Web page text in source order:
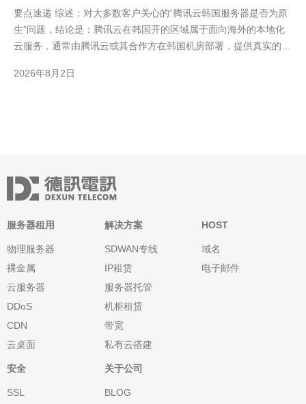
要点速递 综述：对大多数客户关心的“腾讯云韩国服务器是否为原
生”问题，结论是：腾讯云在韩国开的区域属于面向海外的本地化
云服务，通常由腾讯云或其合作方在韩国机房部署，提供真实的本
与基础的DDoS防御能力。但需要注意的是，某些国内特有的服务
2026年8月2日
服务器租用
物理服务器
裸金属
云服务器
DDoS
CDN
云桌面
解决方案
SDWAN专线
IP租赁
服务器托管
机柜租赁
带宽
私有云搭建
HOST
域名
电子邮件
安全
SSL
关于公司
BLOG